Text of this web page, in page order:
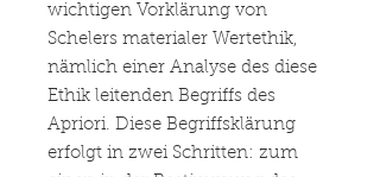
wichtigen Vorklärung von
Schelers materialer Wertethik,
nämlich einer Analyse des diese
Ethik leitenden Begriffs des
Apriori. Diese Begriffsklärung
erfolgt in zwei Schritten: zum